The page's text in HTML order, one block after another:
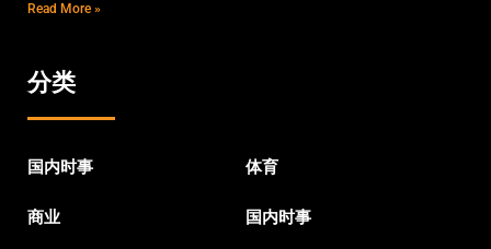
Read More »
分类
国内时事
商业
体育
国内时事